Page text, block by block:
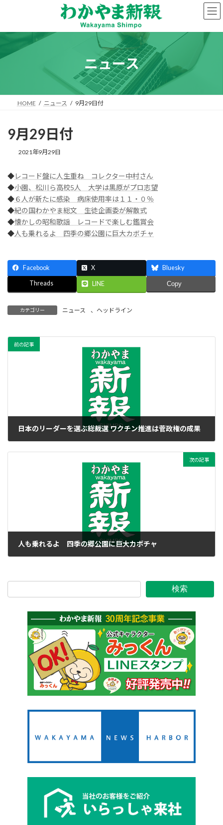
ン
へ
プ
ー
ョ
動
ニュース
HOME ニュース 9月29日付
9月29日付
2021年9月29日
◆レコード盤に人生重ね コレクター中村さん
◆小園、松川ら高校5人 大学は黒原がプロ志望
◆６人が新たに感染 病床使用率は１１・０％
◆紀の国わかやま総文 生徒企画委が解散式
◆懐かしの昭和歌謡 レコードで楽しむ鑑賞会
◆人も乗れるよ 四季の郷公園に巨大カボチャ
Facebook X Bluesky
Threads LINE Copy
カテゴリー ニュース 、 ヘッドライン
前の記事
日本のリーダーを選ぶ総裁選 ワクチン推進は菅政権の成果
次の記事
人も乗れるよ 四季の郷公園に巨大カボチャ
検索